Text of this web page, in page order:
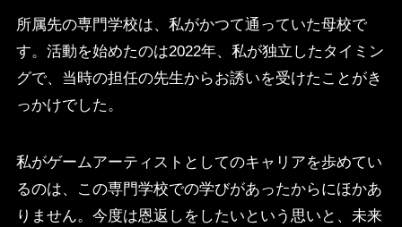
所属先の専門学校は、私がかつて通っていた母校で
す。活動を始めたのは2022年、私が独立したタイミン
グで、当時の担任の先生からお誘いを受けたことがき
っかけでした。
私がゲームアーティストとしてのキャリアを歩めてい
るのは、この専門学校での学びがあったからにほかあ
りません。今度は恩返しをしたいという思いと、未来